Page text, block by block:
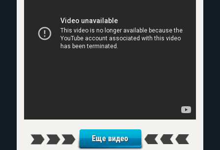
Еще видео